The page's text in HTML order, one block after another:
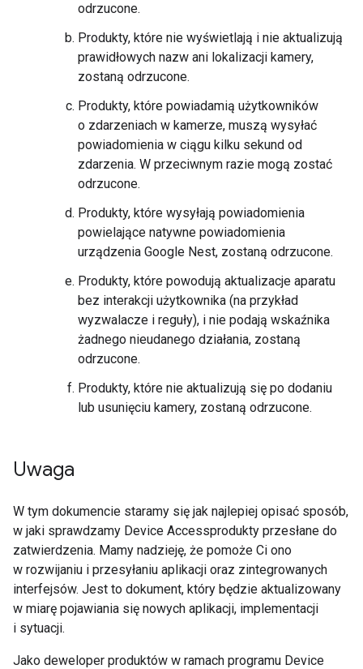
odrzucone.
Produkty, które nie wyświetlają i nie aktualizują
prawidłowych nazw ani lokalizacji kamery,
zostaną odrzucone.
Produkty, które powiadamią użytkowników
o zdarzeniach w kamerze, muszą wysyłać
powiadomienia w ciągu kilku sekund od
zdarzenia. W przeciwnym razie mogą zostać
odrzucone.
Produkty, które wysyłają powiadomienia
powielające natywne powiadomienia
urządzenia Google Nest, zostaną odrzucone.
Produkty, które powodują aktualizacje aparatu
bez interakcji użytkownika (na przykład
wyzwalacze i reguły), i nie podają wskaźnika
żadnego nieudanego działania, zostaną
odrzucone.
Produkty, które nie aktualizują się po dodaniu
lub usunięciu kamery, zostaną odrzucone.
Uwaga
W tym dokumencie staramy się jak najlepiej opisać sposób,
w jaki sprawdzamy Device Accessprodukty przesłane do
zatwierdzenia. Mamy nadzieję, że pomoże Ci ono
w rozwijaniu i przesyłaniu aplikacji oraz zintegrowanych
interfejsów. Jest to dokument, który będzie aktualizowany
w miarę pojawiania się nowych aplikacji, implementacji
i sytuacji.
Jako deweloper produktów w ramach programu Device